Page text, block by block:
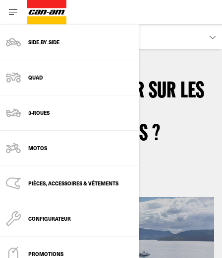
SIDE‑BY‑SIDE
QUAD
3-ROUES
MOTOS
PIÈCES, ACCESSOIRES & VÊTEMENTS
CONFIGURATEUR
PROMOTIONS
QUE DOIS-JE SAVOIR SUR LES
ESSAIS CHEZ LES
CONCESSIONNAIRES ?